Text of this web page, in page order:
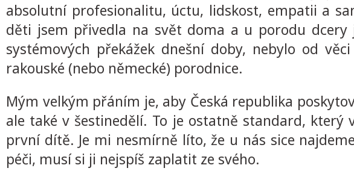
absolutní profesionalitu, úctu, lidskost, empatii a
děti jsem přivedla na svět doma a u porodu
systémových překážek dnešní doby, nebylo od
rakouské (nebo německé) porodnice.
Mým velkým přáním je, aby Česká republika
ale také v šestinedělí. To je ostatně standard,
první dítě. Je mi nesmírně líto, že u nás sice
péči, musí si ji nejspíš zaplatit ze svého.